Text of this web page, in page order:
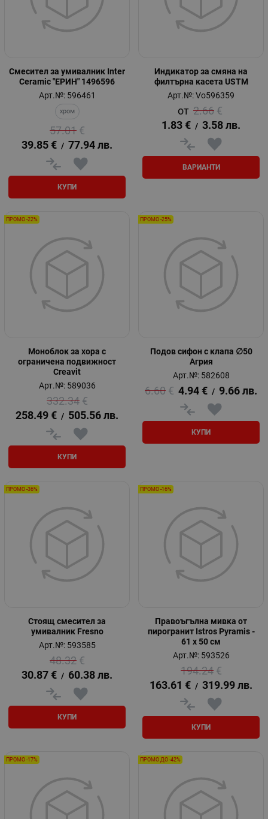
Смесител за умивалник Inter
Ceramic "ЕРИН" 1496596
Арт.№: 596461
хром
57.01 €
39.85 € / 77.94 лв.
КУПИ
Индикатор за смяна на
филтърна касета USTM
Арт.№: Vo596359
2.66 €
1.83 € / 3.58 лв.
ВАРИАНТИ
Моноблок за хора с
ограничена подвижност
Creavit
Арт.№: 589036
332.34 €
258.49 € / 505.56 лв.
КУПИ
ПРОМО -22%
Подов сифон с клапа ∅50
Агрия
Арт.№: 582608
6.60 € 4.94 € / 9.66 лв.
КУПИ
ПРОМО -25%
Стоящ смесител за
умивалник Fresno
Арт.№: 593585
48.32 €
30.87 € / 60.38 лв.
КУПИ
ПРОМО -36%
Правоъгълна мивка от
пирогранит Istros Pyramis -
61 х 50 см
Арт.№: 593526
194.24 €
163.61 € / 319.99 лв.
КУПИ
ПРОМО -16%
ПРОМО -17% ПРОМО ДО -42%